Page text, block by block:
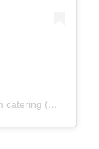
Sebuah kiriman dibagikan oleh Ma'k Sum catering (@mak_sumcatering)